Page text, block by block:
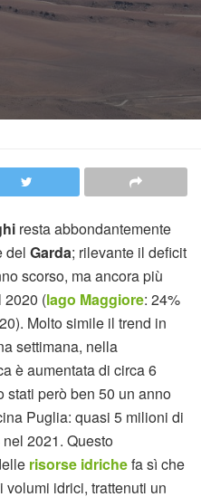
resta abbondantemente
del Garda; rilevante il deficit
scorso, ma ancora più
2020 (lago Maggiore: 24%
Molto simile il trend in
settimana, nella
è aumentata di circa 6
stati però ben 50 un anno
Puglia: quasi 5 milioni di
2021. Questo
risorse idrichefa sì che
idrici, trattenuti un